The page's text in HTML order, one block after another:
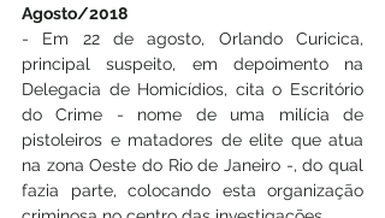
Agosto/2018
- Em 22 de agosto, Orlando Curicica,
principal suspeito, em depoimento na
Delegacia de Homicídios, cita o Escritório
do Crime - nome de uma milícia de
pistoleiros e matadores de elite que atua
na zona Oeste do Rio de Janeiro -, do qual
fazia parte, colocando esta organização